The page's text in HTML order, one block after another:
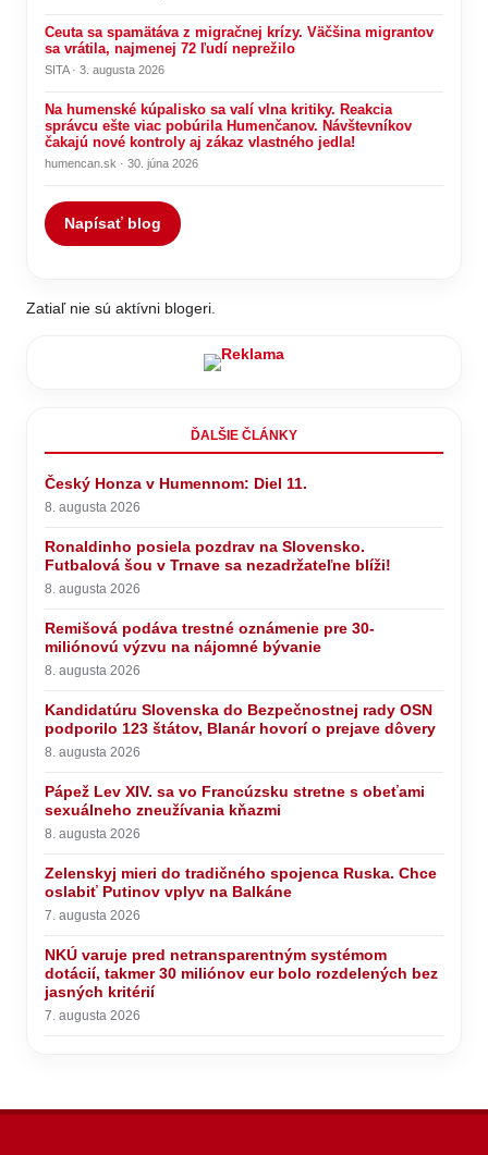
Ceuta sa spamätáva z migračnej krízy. Väčšina migrantov
sa vrátila, najmenej 72 ľudí neprežilo
SITA · 3. augusta 2026
Na humenské kúpalisko sa valí vlna kritiky. Reakcia
správcu ešte viac pobúrila Humenčanov. Návštevníkov
čakajú nové kontroly aj zákaz vlastného jedla!
humencan.sk · 30. júna 2026
Napísať blog
Zatiaľ nie sú aktívni blogeri.
ĎALŠIE ČLÁNKY
Český Honza v Humennom: Diel 11.
8. augusta 2026
Ronaldinho posiela pozdrav na Slovensko.
Futbalová šou v Trnave sa nezadržateľne blíži!
8. augusta 2026
Remišová podáva trestné oznámenie pre 30-
miliónovú výzvu na nájomné bývanie
8. augusta 2026
Kandidatúru Slovenska do Bezpečnostnej rady OSN
podporilo 123 štátov, Blanár hovorí o prejave dôvery
8. augusta 2026
Pápež Lev XIV. sa vo Francúzsku stretne s obeťami
sexuálneho zneužívania kňazmi
8. augusta 2026
Zelenskyj mieri do tradičného spojenca Ruska. Chce
oslabiť Putinov vplyv na Balkáne
7. augusta 2026
NKÚ varuje pred netransparentným systémom
dotácií, takmer 30 miliónov eur bolo rozdelených bez
jasných kritérií
7. augusta 2026